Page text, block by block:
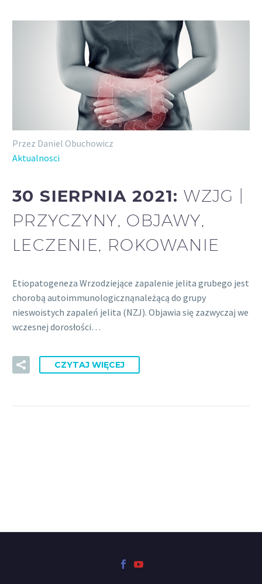
Przez Daniel Obuchowicz
Aktualnosci
30 SIERPNIA 2021:WZJG |
PRZYCZYNY, OBJAWY,
LECZENIE, ROKOWANIE
Etiopatogeneza Wrzodziejące zapalenie jelita grubego jest
chorobą autoimmunologicznąnależącą do grupy
nieswoistych zapaleń jelita (NZJ). Objawia się zazwyczaj we
wczesnej dorosłości…
CZYTAJ WIĘCEJ